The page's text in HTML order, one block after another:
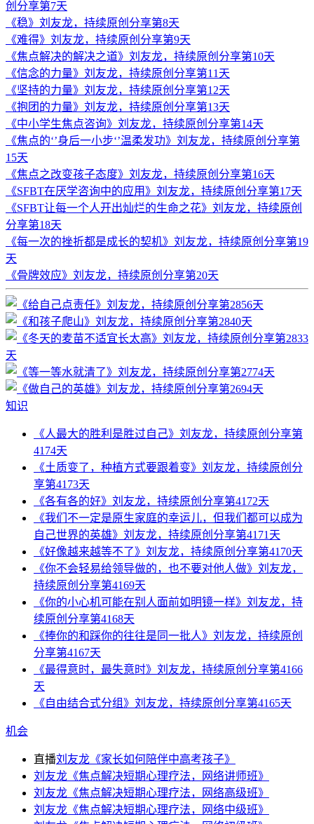
创分享第7天
《稳》刘友龙，持续原创分享第8天
《难得》刘友龙，持续原创分享第9天
《焦点解决的解决之道》刘友龙，持续原创分享第10天
《信念的力量》刘友龙，持续原创分享第11天
《坚持的力量》刘友龙，持续原创分享第12天
《抱团的力量》刘友龙，持续原创分享第13天
《中小学生焦点咨询》刘友龙，持续原创分享第14天
《焦点的‘’身后一小步‘’温柔发功》刘友龙，持续原创分享第
15天
《焦点之改变孩子态度》刘友龙，持续原创分享第16天
《SFBT在厌学咨询中的应用》刘友龙，持续原创分享第17天
《SFBT让每一个人开出灿烂的生命之花》刘友龙，持续原创
分享第18天
《每一次的挫折都是成长的契机》刘友龙，持续原创分享第19
天
《骨牌效应》刘友龙，持续原创分享第20天
知识
《人最大的胜利是胜过自己》刘友龙，持续原创分享第
4174天
《土质变了，种植方式要跟着变》刘友龙，持续原创分
享第4173天
《各有各的好》刘友龙，持续原创分享第4172天
《我们不一定是原生家庭的幸运儿，但我们都可以成为
自己世界的英雄》刘友龙，持续原创分享第4171天
《好像越来越等不了》刘友龙，持续原创分享第4170天
《你不会轻易给领导做的，也不要对他人做》刘友龙，
持续原创分享第4169天
《你的小心机可能在别人面前如明镜一样》刘友龙，持
续原创分享第4168天
《捧你的和踩你的往往是同一批人》刘友龙，持续原创
分享第4167天
《最得意时，最失意时》刘友龙，持续原创分享第4166
天
《自由结合式分组》刘友龙，持续原创分享第4165天
机会
直播刘友龙《家长如何陪伴中高考孩子》
刘友龙《焦点解决短期心理疗法，网络讲师班》
刘友龙《焦点解决短期心理疗法，网络高级班》
刘友龙《焦点解决短期心理疗法，网络中级班》